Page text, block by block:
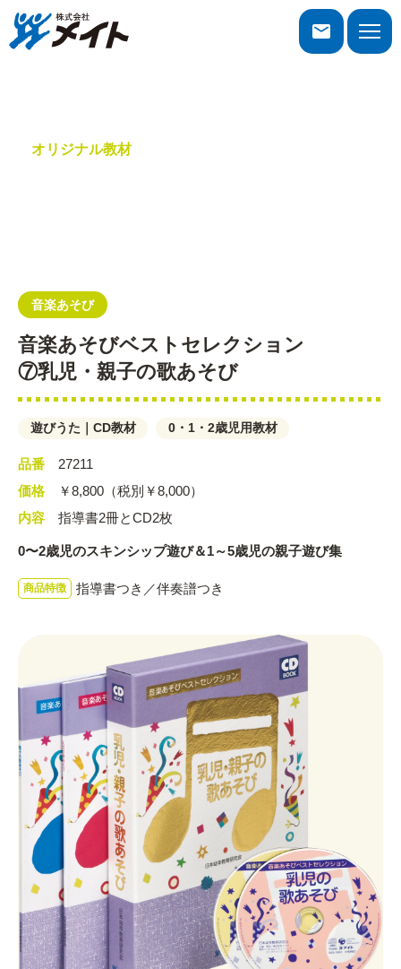
toggle
オリジナル教材
音楽あそび
音楽あそびベストセレクション
⑦乳児・親子の歌あそび
遊びうた｜CD教材 0・1・2歳児用教材
品番
27211
価格
￥8,800（税別￥8,000）
内容
指導書2冊とCD2枚
0〜2歳児のスキンシップ遊び＆1～5歳児の親子遊び集
商品特徴 指導書つき／伴奏譜つき